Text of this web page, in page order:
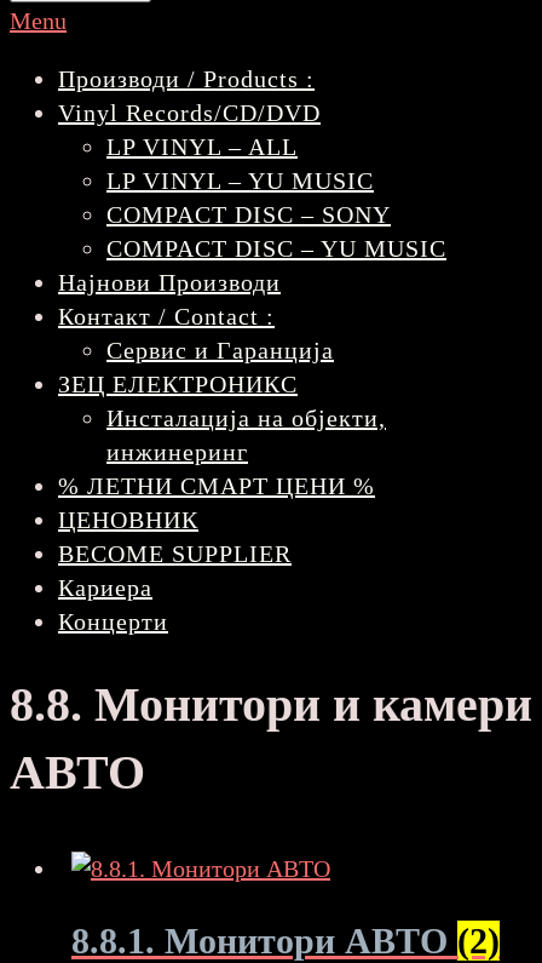
Menu
Производи / Products :
Vinyl Records/CD/DVD
LP VINYL – ALL
LP VINYL – YU MUSIC
COMPACT DISC – SONY
COMPACT DISC – YU MUSIC
Најнови Производи
Контакт / Contact :
Сервис и Гаранција
ЗЕЦ ЕЛЕКТРОНИКС
Инсталација на објекти,
инжинеринг
% ЛЕТНИ СМАРТ ЦЕНИ %
ЦЕНОВНИК
BECOME SUPPLIER
Кариера
Концерти
8.8. Монитори и камери
АВТО
8.8.1. Монитори АВТО (2)